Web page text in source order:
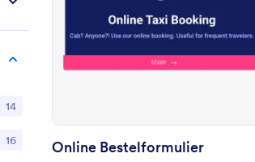
Voorbeeld: Online
Online Bestelformulier
14
16